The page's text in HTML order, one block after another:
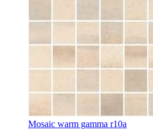
Mosaic warm gamma r10a